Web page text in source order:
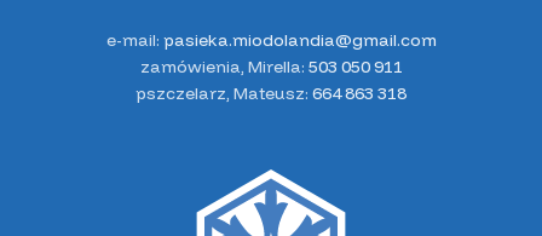
e-mail: pasieka.miodolandia@gmail.com
zamówienia, Mirella: 503 050 911
pszczelarz, Mateusz: 664 863 318